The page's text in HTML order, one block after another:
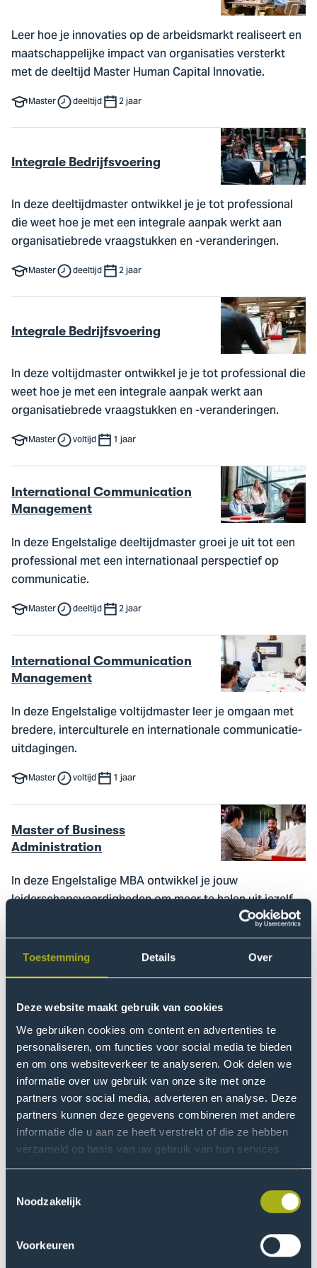
Toestemming Details Over
Deze website maakt gebruik van cookies
We gebruiken cookies om content en advertenties te
personaliseren, om functies voor social media te bieden
en om ons websiteverkeer te analyseren. Ook delen we
informatie over uw gebruik van onze site met onze
partners voor social media, adverteren en analyse. Deze
partners kunnen deze gegevens combineren met andere
informatie die u aan ze heeft verstrekt of die ze hebben
verzameld op basis van uw gebruik van hun services.
Noodzakelijk
Voorkeuren
Leer hoe je innovaties op de arbeidsmarkt realiseert en
maatschappelijke impact van organisaties versterkt
met de deeltijd Master Human Capital Innovatie.
Master deeltijd 2 jaar
Integrale Bedrijfsvoering
In deze deeltijdmaster ontwikkel je je tot professional
die weet hoe je met een integrale aanpak werkt aan
organisatiebrede vraagstukken en -veranderingen.
Master deeltijd 2 jaar
Integrale Bedrijfsvoering
In deze voltijdmaster ontwikkel je je tot professional die
weet hoe je met een integrale aanpak werkt aan
organisatiebrede vraagstukken en -veranderingen.
Master voltijd 1 jaar
International Communication
Management
In deze Engelstalige deeltijdmaster groei je uit tot een
professional met een internationaal perspectief op
communicatie.
Master deeltijd 2 jaar
International Communication
Management
In deze Engelstalige voltijdmaster leer je omgaan met
bredere, interculturele en internationale communicatie-
uitdagingen.
Master voltijd 1 jaar
Master of Business
Administration
In deze Engelstalige MBA ontwikkel je jouw
leiderschapsvaardigheden om meer te halen uit jezelf,
Met deze deeltijd MBA groei je uit tot een leider met
inzicht in mondiale kwesties, omgevingsfactoren en
innovatie.
Master deeltijd 2 jaar
Artificial Intelligence
jouw organisatie efficiënter maakt met behulp van big